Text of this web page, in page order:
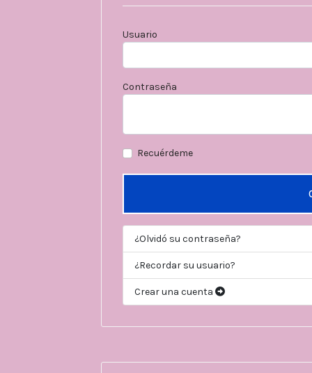
Usuario
Contraseña
Recuérdeme
¿Olvidó su contraseña?
¿Recordar su usuario?
Crear una cuenta